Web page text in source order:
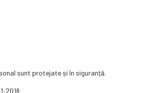
sunt protejate și în siguranță.